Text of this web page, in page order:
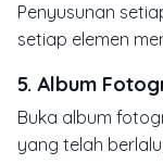
Penyusunan
setiap elemen
5. Album
Buka album
yang telah